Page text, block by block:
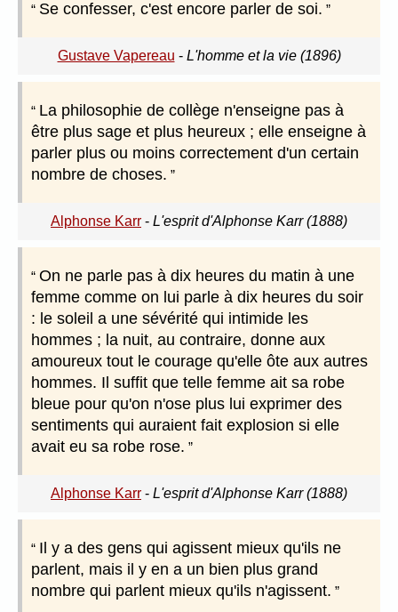
Se confesser, c'est encore parler de soi.
Gustave Vapereau - L'homme et la vie (1896)
La philosophie de collège n'enseigne pas à
être plus sage et plus heureux ; elle enseigne à
parler plus ou moins correctement d'un certain
nombre de choses.
Alphonse Karr - L'esprit d'Alphonse Karr (1888)
On ne parle pas à dix heures du matin à une
femme comme on lui parle à dix heures du soir
: le soleil a une sévérité qui intimide les
hommes ; la nuit, au contraire, donne aux
amoureux tout le courage qu'elle ôte aux autres
hommes. Il suffit que telle femme ait sa robe
bleue pour qu'on n'ose plus lui exprimer des
sentiments qui auraient fait explosion si elle
avait eu sa robe rose.
Alphonse Karr - L'esprit d'Alphonse Karr (1888)
Il y a des gens qui agissent mieux qu'ils ne
parlent, mais il y en a un bien plus grand
nombre qui parlent mieux qu'ils n'agissent.